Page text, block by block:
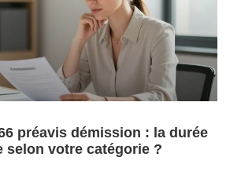
préavis démission : la durée
selon votre catégorie ?